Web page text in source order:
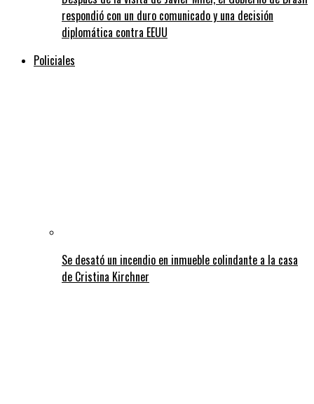
respondió con un duro comunicado y una decisión
diplomática contra EEUU
Policiales
Se desató un incendio en inmueble colindante a la casa
de Cristina Kirchner